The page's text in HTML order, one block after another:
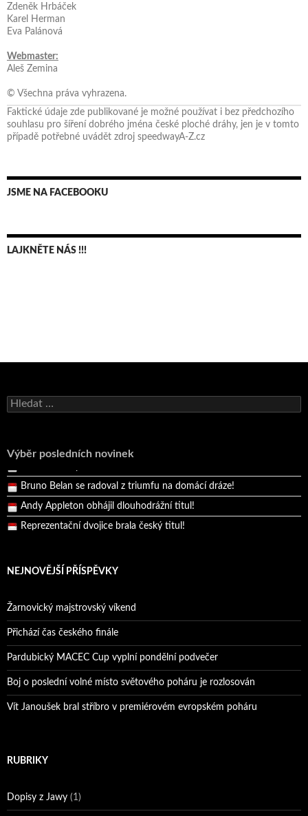
Zdeněk Hrbáček
Karel Herman
Eva Palánová
Webmaster:
Aleš Zemina
© Všechna práva vyhrazena.
Faktické údaje zde publikované je možné používat i bez předchozího
souhlasu pro šíření dobrého jména české ploché dráhy, jen je v tomto
případě potřebné uvádět zdroj speedwayA-Z.cz
JSME NA FACEBOOKU
LAJKNĚTE NÁS !!!
Vyhledávání
Výběr posledních novinek
Bruno Belan se radoval z triumfu na domácí dráze!
Andy Appleton obhájil dlouhodrážní titul!
Reprezentační dvojice brala český titul!
Reprezentační dvojice brala český titul!
NEJNOVĚJŠÍ PŘÍSPĚVKY
Žarnovický majstrovský víkend
Přichází čas českého finále
Pardubický MACEC Cup vyplní pondělní podvečer
Boj o poslední volné místo světového poháru je rozlosován
Vít Janoušek bral stříbro v premiérovém evropském poháru
RUBRIKY
Dopisy z Jawy (1)